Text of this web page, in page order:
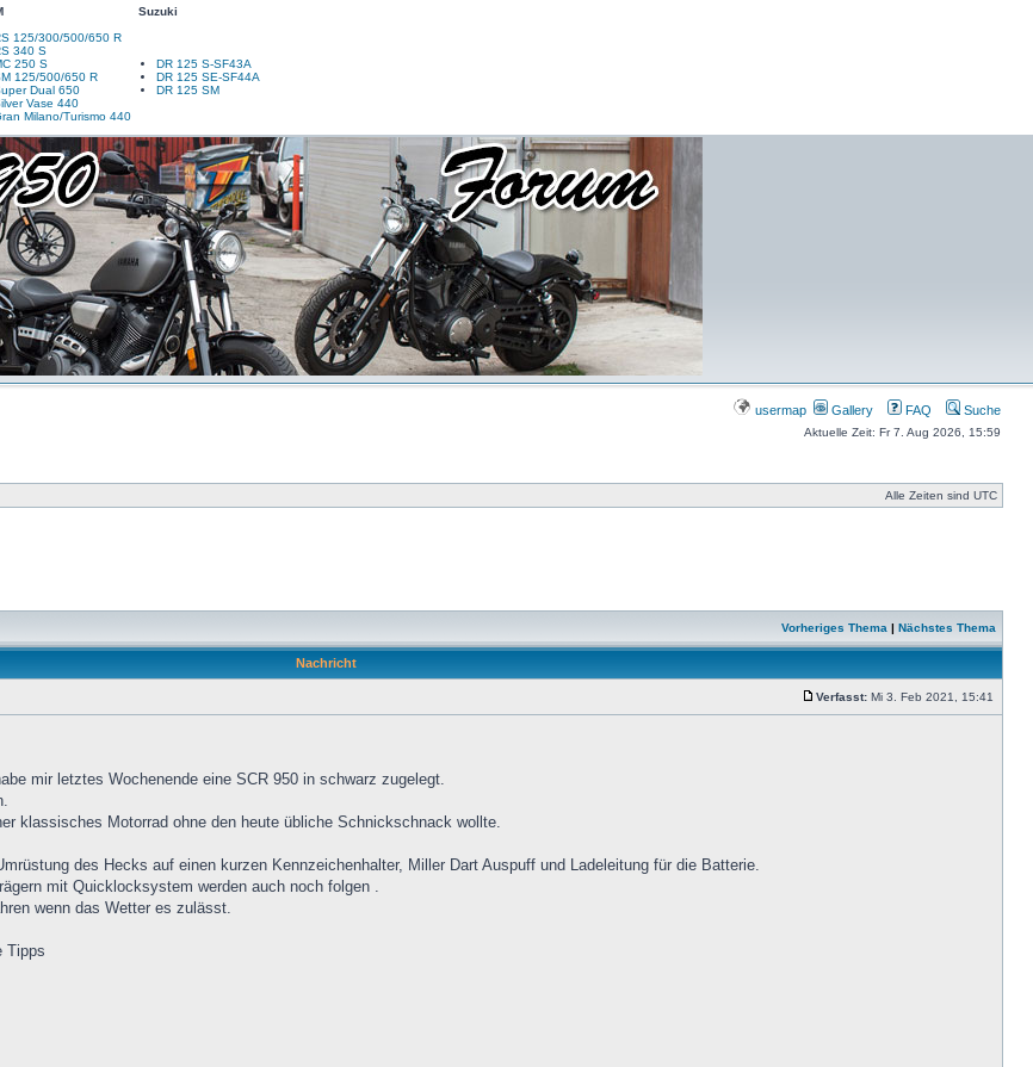
Suzuki
125/300/500/650 R
340 S
250 S
125/500/650 R
Dual 650
Vase 440
Milano/Turismo 440
DR 125 S-SF43A
DR 125 SE-SF44A
DR 125 SM
usermap Gallery FAQ Suche
Aktuelle Zeit: Fr 7. Aug 2026, 15:59
Alle Zeiten sind UTC
Vorheriges Thema | Nächstes Thema
Nachricht
Verfasst: Mi 3. Feb 2021, 15:41
mir letztes Wochenende eine SCR 950 in schwarz zugelegt.
klassisches Motorrad ohne den heute übliche Schnickschnack wollte.
des Hecks auf einen kurzen Kennzeichenhalter, Miller Dart Auspuff und Ladeleitung für die Batterie.
mit Quicklocksystem werden auch noch folgen .
wenn das Wetter es zulässt.
Tipps